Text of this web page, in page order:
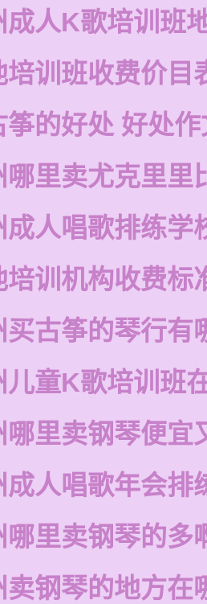
成人K歌培训班
培训班收费价目
筝的好处 好处作
哪里卖尤克里里
成人唱歌排练学
培训机构收费标
买古筝的琴行有
儿童K歌培训班
哪里卖钢琴便宜
成人唱歌年会排
哪里卖钢琴的多
卖钢琴的地方在